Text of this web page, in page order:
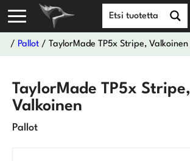
/ Pallot / TaylorMade TP5x Stripe, Valkoinen
TaylorMade TP5x Stripe,
Valkoinen
Pallot